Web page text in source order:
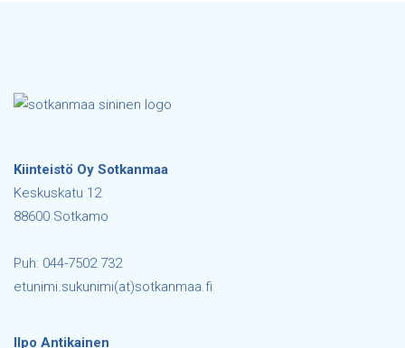
Kiinteistö Oy Sotkanmaa
Keskuskatu 12
88600 Sotkamo
Puh: 044-7502 732
etunimi.sukunimi(at)sotkanmaa.fi
Ilpo Antikainen